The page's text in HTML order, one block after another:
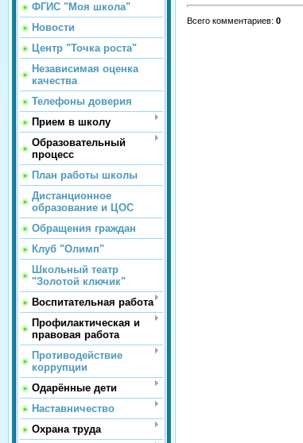
ФГИС "Моя школа"
Новости
Центр "Точка роста"
Независимая оценка
качества
Телефоны доверия
Прием в школу
Образовательный
процесс
План работы школы
Дистанционное
образование и ЦОС
Обращения граждан
Клуб "Олимп"
Школьный театр
"Золотой ключик"
Воспитательная работа
Профилактическая и
правовая работа
Противодействие
коррупции
Одарённые дети
Наставничество
Охрана труда
Всего комментариев: 0